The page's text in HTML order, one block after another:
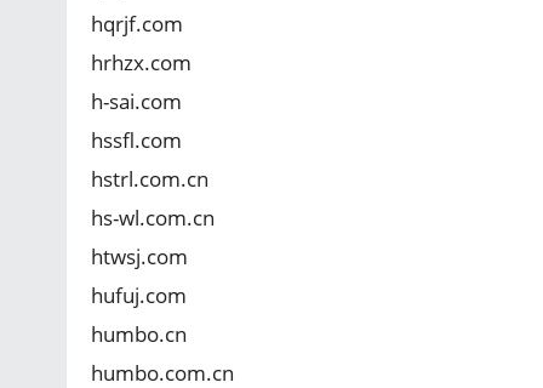
hqrjf.com
hrhzx.com
h-sai.com
hssfl.com
hstrl.com.cn
hs-wl.com.cn
htwsj.com
hufuj.com
humbo.cn
humbo.com.cn